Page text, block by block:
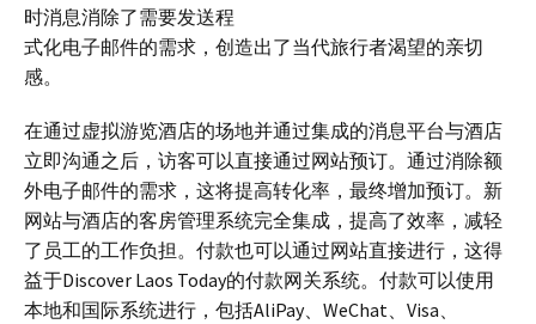
时消息消除了需要发送程
式化电子邮件的需求，创造出了当代旅行者渴望的亲切
感。
在通过虚拟游览酒店的场地并通过集成的消息平台与酒店
立即沟通之后，访客可以直接通过网站预订。通过消除额
外电子邮件的需求，这将提高转化率，最终增加预订。新
网站与酒店的客房管理系统完全集成，提高了效率，减轻
了员工的工作负担。付款也可以通过网站直接进行，这得
益于Discover Laos Today的付款网关系统。付款可以使用
本地和国际系统进行，包括AliPay、WeChat、Visa、